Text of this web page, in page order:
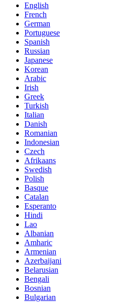
English
French
German
Portuguese
Spanish
Russian
Japanese
Korean
Arabic
Irish
Greek
Turkish
Italian
Danish
Romanian
Indonesian
Czech
Afrikaans
Swedish
Polish
Basque
Catalan
Esperanto
Hindi
Lao
Albanian
Amharic
Armenian
Azerbaijani
Belarusian
Bengali
Bosnian
Bulgarian